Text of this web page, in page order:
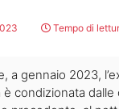
Tempo di
a gennaio 2023,
condizionata